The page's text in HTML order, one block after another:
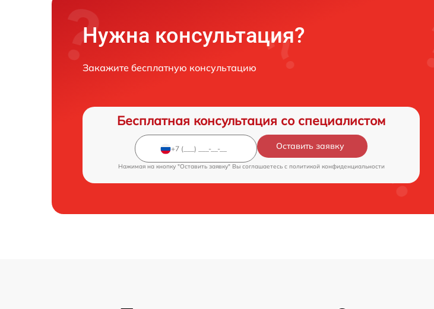
Нужна консультация?
Закажите бесплатную консультацию
Бесплатная консультация со специалистом
Оставить заявку
Нажимая на кнопку "Оставить заявку" Вы соглашаетесь c политикой конфиденциальности